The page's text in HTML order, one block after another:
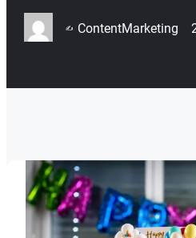
✍️ ContentMarketing